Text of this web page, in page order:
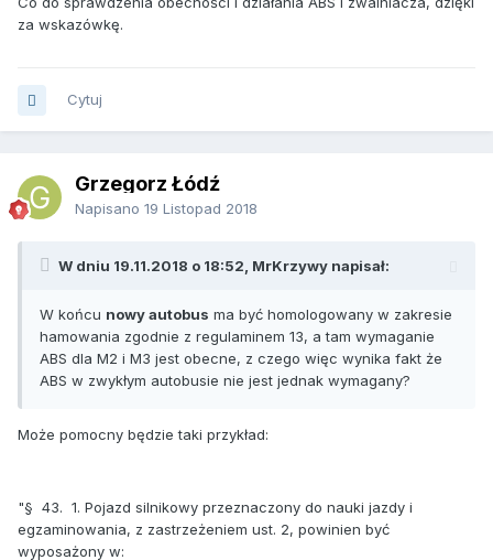
za wskazówkę.
Cytuj
Grzegorz Łódź
Napisano 19 Listopad 2018
W dniu 19.11.2018 o 18:52, MrKrzywy napisał:
W końcu nowy autobus ma być homologowany w zakresie
hamowania zgodnie z regulaminem 13, a tam wymaganie
ABS dla M2 i M3 jest obecne, z czego więc wynika fakt że
ABS w zwykłym autobusie nie jest jednak wymagany?
Może pomocny będzie taki przykład:
"§ 43. 1. Pojazd silnikowy przeznaczony do nauki jazdy i
egzaminowania, z zastrzeżeniem ust. 2, powinien być
wyposażony w: